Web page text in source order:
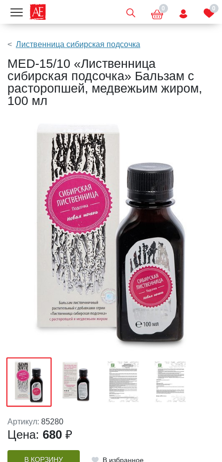
Показать меню 0 0
Лиственница сибирская подсочка
MED-15/10 «Лиственница
сибирская подсочка» Бальзам с
расторопшей, медвежьим жиром,
100 мл
Артикул: 85280
Цена: 680 ₽
В КОРЗИНУ В избранное